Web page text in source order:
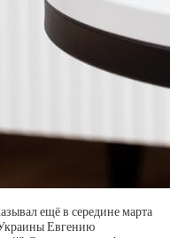
ещё в середине марта
Евгению